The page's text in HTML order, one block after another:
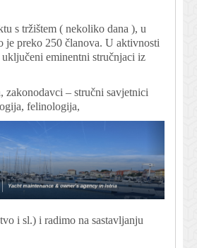
s tržištem ( nekoliko dana ), u
je preko 250 članova. U aktivnosti
uključeni eminentni stručnjaci iz
zakonodavci – stručni savjetnici
felinologija,
i sl.) i radimo na sastavljanju